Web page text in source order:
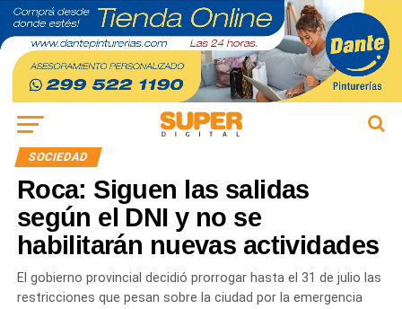
SOCIEDAD
Roca: Siguen las salidas
según el DNI y no se
habilitarán nuevas actividades
El gobierno provincial decidió prorrogar hasta el 31 de julio las
restricciones que pesan sobre la ciudad por la emergencia